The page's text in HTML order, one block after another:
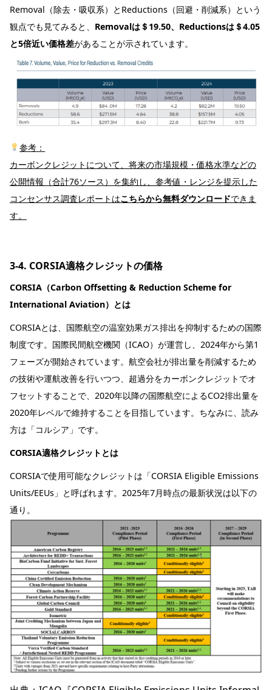
Removal（除去・吸収系）とReductions（回避・削減系）という
観点でも見てみると、 Removalは＄19.50、Reductionsは＄4.05
と5倍近い価格差があることが示されています。
参考：
カーボンクレジットについて、将来の市場規模・価格水準などの
公開情報（合計76ソース）を集約し、参考値・レンジを提示した
コンセンサス調査レポートはこちらから無料ダウンロードできま
す。
3-4. CORSIA適格クレジットの価格
CORSIA（Carbon Offsetting & Reduction Scheme for
International Aviation）とは
CORSIAとは、国際航空の温室効果ガス排出を抑制するための国際
制度です。国際民間航空機関（ICAO）が運営し、2024年から第1
フェーズが開始されています。航空会社が排出量を削減するため
の技術や運航改善を行いつつ、超過分をカーボンクレジットでオ
フセットすることで、2020年以降の国際航空によるCO2排出量を
2020年レベルで維持することを目指しています。ちなみに、読み
方は「コルシア」です。
CORSIA適格クレジットとは
CORSIAで使用可能なクレジットは「CORSIA Eligible Emissions
Units/EEUs」と呼ばれます。2025年7月時点の最新状況は以下の
通り。